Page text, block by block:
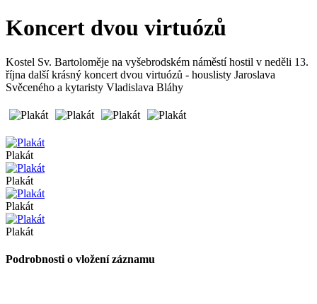
Koncert dvou virtuózů
Kostel Sv. Bartoloměje na vyšebrodském náměstí hostil v neděli 13.
října další krásný koncert dvou virtuózů - houslisty Jaroslava
Svěceného a kytaristy Vladislava Bláhy
Plakát
Plakát
Plakát
Plakát
Podrobnosti o vložení záznamu